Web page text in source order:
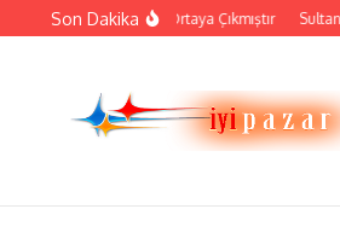
İçeriğe atlaSon Dakika
Çini Sanatı Nasıl Ortaya Çıkmıştır